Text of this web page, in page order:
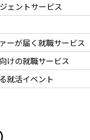
ェントサービス
ーが届く就職サービス
けの就職サービス
就活イベント